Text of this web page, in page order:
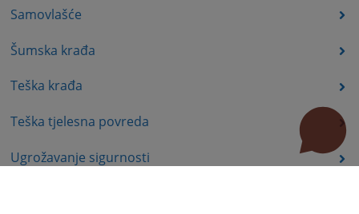
Samovlašće
Šumska krađa
Teška krađa
Teška tjelesna povreda
Ugrožavanje sigurnosti